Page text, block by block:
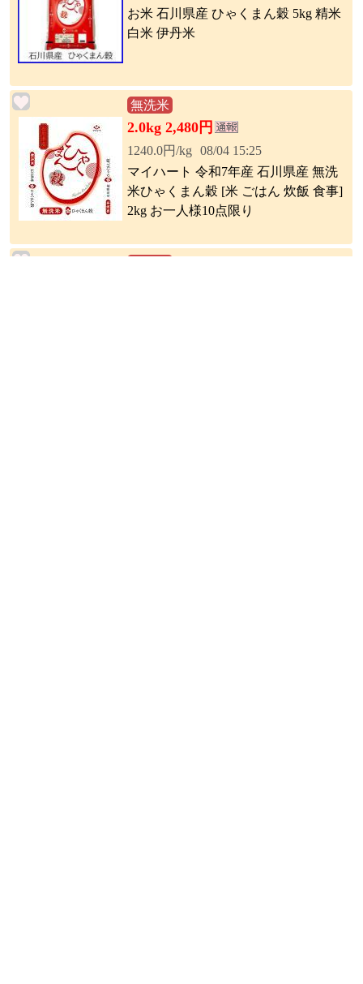
お米 石川県産 ひゃくまん穀 5kg 精米
白米 伊丹米
無洗米
2.0kg 2,480円
1240.0円/kg 08/04 15:25
マイハート 令和7年産 石川県産 無洗
米ひゃくまん穀 [米 ごはん 炊飯 食事]
2kg お一人様10点限り